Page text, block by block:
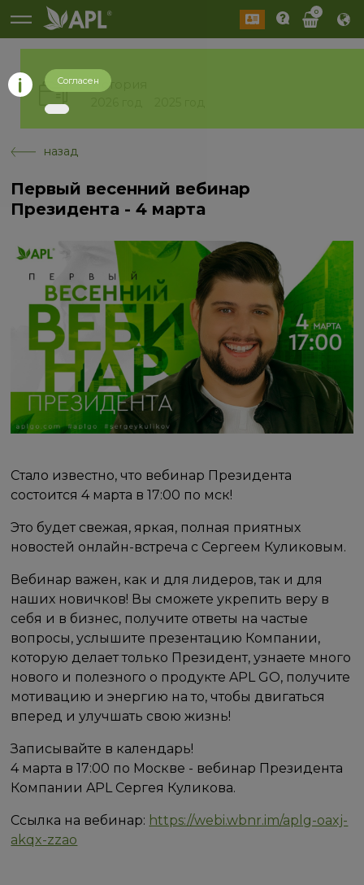
0
История
назад
Первый весенний вебинар
Президента - 4 марта
Стало известно, что вебинар Президента
состоится 4 марта в 17:00 по мск!
Это будет свежая, яркая, полная приятных
новостей онлайн-встреча с Сергеем Куликовым.
Вебинар важен, как и для лидеров, так и для
наших новичков! Вы сможете укрепить веру в
себя и в бизнес, получите ответы на частые
вопросы, услышите презентацию Компании,
которую делает только Президент, узнаете много
нового и полезного о продукте APL GO, получите
мотивацию и энергию на то, чтобы двигаться
вперед и улучшать свою жизнь!
Записывайте в календарь!
4 марта в 17:00 по Москве - вебинар Президента
Компании APL Сергея Куликова.
Ссылка на вебинар: https://webi.wbnr.im/aplg-oaxj-
akqx-zzao
Согласен